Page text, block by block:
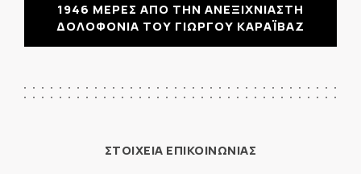
1946 ΜΕΡΕΣ ΑΠΟ ΤΗΝ ΑΝΕΞΙΧΝΙΑΣΤΗ
ΔΟΛΟΦΟΝΙΑ ΤΟΥ ΓΙΩΡΓΟΥ ΚΑΡΑΪΒΑΖ
ΣΤΟΙΧΕΙΑ ΕΠΙΚΟΙΝΩΝΙΑΣ